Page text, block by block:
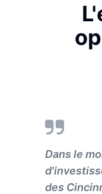
Dans le
des